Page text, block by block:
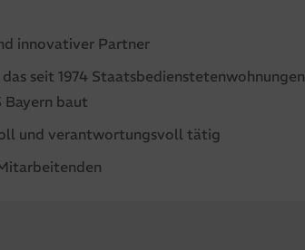
innovativer Partner
seit 1974 Staatsbedienstetenwohnungen
Bayern baut
und verantwortungsvoll tätig